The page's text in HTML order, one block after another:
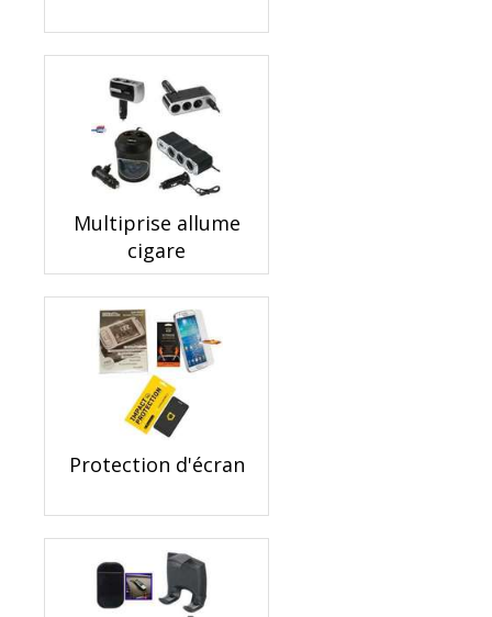
Multiprise allume
cigare
Protection d'écran